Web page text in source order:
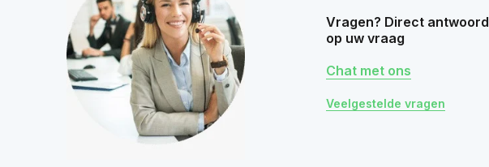
Vragen? Direct antwoord
op uw vraag
Chat met ons
Veelgestelde vragen